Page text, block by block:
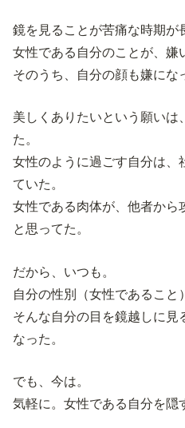
鏡を見ることが苦痛な時期が
女性である自分のことが、嫌
そのうち、自分の顔も嫌にな
美しくありたいという願いは
た。
女性のように過ごす自分は、
ていた。
女性である肉体が、他者から
と思ってた。
だから、いつも。
自分の性別（女性であること
そんな自分の目を鏡越しに見
なった。
でも、今は。
気軽に。女性である自分を隠